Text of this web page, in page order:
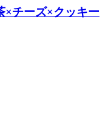
×チーズ×クッキー